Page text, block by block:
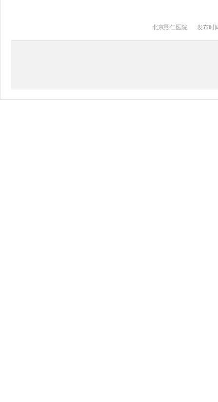
北京熙仁医院 发布时